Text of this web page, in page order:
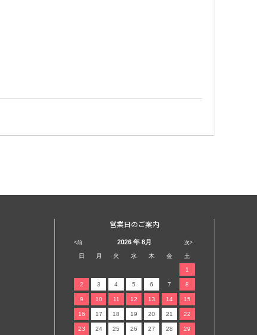
営業日のご案内
<前 次>
2026 年 8月
日 月 火 水 木 金 土
1
2 3 4 5 6 7 8
9 10 11 12 13 14 15
16 17 18 19 20 21 22
23 24 25 26 27 28 29